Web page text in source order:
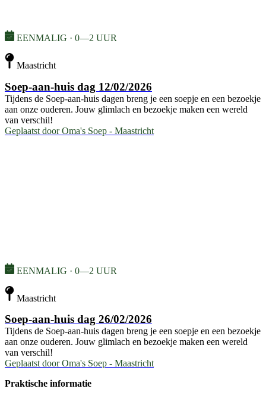
EENMALIG · 0—2 UUR
Maastricht
Soep-aan-huis dag 12/02/2026
Tijdens de Soep-aan-huis dagen breng je een soepje en een bezoekje
aan onze ouderen. Jouw glimlach en bezoekje maken een wereld
van verschil!
Geplaatst door Oma's Soep - Maastricht
EENMALIG · 0—2 UUR
Maastricht
Soep-aan-huis dag 26/02/2026
Tijdens de Soep-aan-huis dagen breng je een soepje en een bezoekje
aan onze ouderen. Jouw glimlach en bezoekje maken een wereld
van verschil!
Geplaatst door Oma's Soep - Maastricht
Praktische informatie